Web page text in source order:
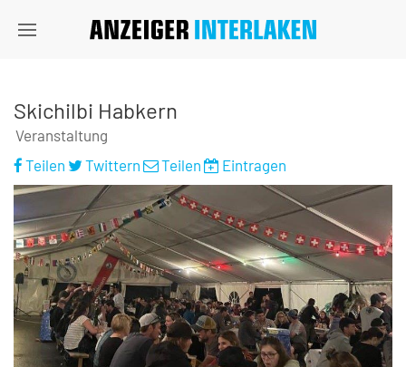
Skichilbi Habkern
Veranstaltung
Teilen
Twittern Teilen Eintragen